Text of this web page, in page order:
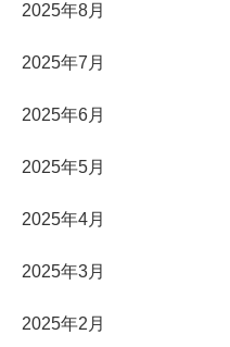
2025年8月
2025年7月
2025年6月
2025年5月
2025年4月
2025年3月
2025年2月